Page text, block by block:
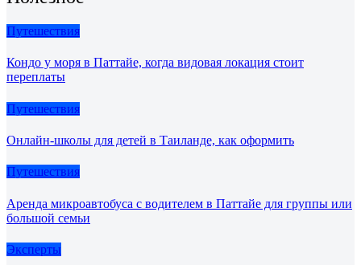
Путешествия
Кондо у моря в Паттайе, когда видовая локация стоит
переплаты
Путешествия
Онлайн-школы для детей в Таиланде, как оформить
Путешествия
Аренда микроавтобуса с водителем в Паттайе для группы или
большой семьи
Эксперты